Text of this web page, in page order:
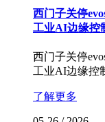
西门子关停
工业AI边缘控
西门子关停
工业AI边缘控
了解更多